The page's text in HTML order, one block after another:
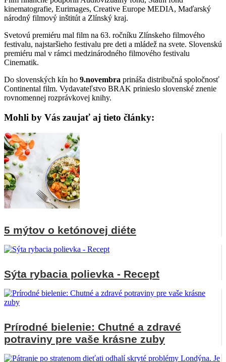
kinematografie, Eurimages, Creative Europe MEDIA, Maďarský
národný filmový inštitút a Zlínský kraj.
Svetovú premiéru mal film na 63. ročníku Zlínskeho filmového
festivalu, najstaršieho festivalu pre deti a mládež na svete. Slovenskú
premiéru mal v rámci medzinárodného filmového festivalu
Cinematik.
Do slovenských kín ho 9.novembra prináša distribučná spoločnosť
Continental film. Vydavateľstvo BRAK prinieslo slovenské znenie
rovnomennej rozprávkovej knihy.
Mohli by Vás zaujať aj tieto články:
5 mýtov o ketónovej diéte
Sýta rybacia polievka - Recept
Prírodné bielenie: Chutné a zdravé
potraviny pre vaše krásne zuby